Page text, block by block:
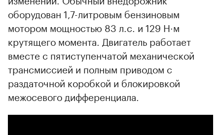
00:00 / 00:00
оборудован 1,7-литровым бензиновым
мотором мощностью 83 л.с. и 129 Н·м
крутящего момента. Двигатель работает
вместе с пятиступенчатой механической
трансмиссией и полным приводом с
раздаточной коробкой и блокировкой
межосевого дифференциала.